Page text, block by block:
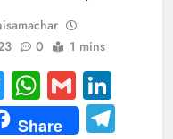
0 1 mins
TwitterGmail
Share